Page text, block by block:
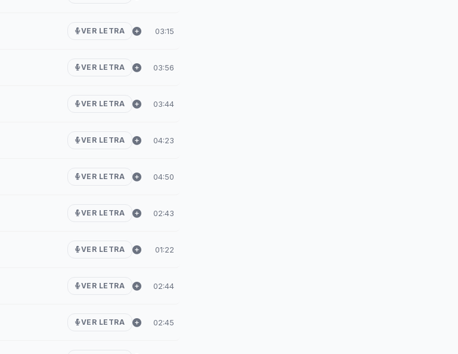
VER LETRA 03:15
VER LETRA 03:56
VER LETRA 03:44
VER LETRA 04:23
VER LETRA 04:50
VER LETRA 02:43
VER LETRA 01:22
VER LETRA 02:44
VER LETRA 02:45